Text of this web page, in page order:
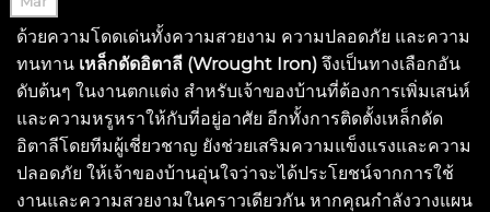
ด้วยความโดดเด่นทั้งความสวยงาม ความปลอดภัย และความ
ทนทาน เหล็กดัดอิตาลี (Wrought Iron) จึงเป็นทางเลือกอัน
ดับต้นๆ ในงานตกแต่ง สำหรับเจ้าของบ้านที่ต้องการเพิ่มเสน่ห์
และความหรูหราให้กับที่อยู่อาศัย อีกทั้งการติดตั้งเหล็กดัด
อิตาลีโดยทีมผู้เชี่ยวชาญ ยังช่วยเสริมความแข็งแรงและความ
ปลอดภัย ให้เจ้าของบ้านอุ่นใจว่าจะได้ประโยชน์จากการใช้
งานและความสวยงามในคราวเดียวกัน หากคุณกำลังวางแผน